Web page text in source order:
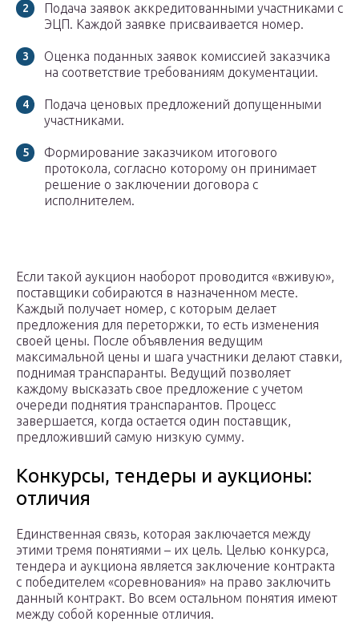
Подача заявок аккредитованными участниками с
ЭЦП. Каждой заявке присваивается номер.
Оценка поданных заявок комиссией заказчика
на соответствие требованиям документации.
Подача ценовых предложений допущенными
участниками.
Формирование заказчиком итогового
протокола, согласно которому он принимает
решение о заключении договора с
исполнителем.
Если такой аукцион наоборот проводится «вживую»,
поставщики собираются в назначенном месте.
Каждый получает номер, с которым делает
предложения для переторжки, то есть изменения
своей цены. После объявления ведущим
максимальной цены и шага участники делают ставки,
поднимая транспаранты. Ведущий позволяет
каждому высказать свое предложение с учетом
очереди поднятия транспарантов. Процесс
завершается, когда остается один поставщик,
предложивший самую низкую сумму.
Конкурсы, тендеры и аукционы:
отличия
Единственная связь, которая заключается между
этими тремя понятиями – их цель. Целью конкурса,
тендера и аукциона является заключение контракта
с победителем «соревнования» на право заключить
данный контракт. Во всем остальном понятия имеют
между собой коренные отличия.